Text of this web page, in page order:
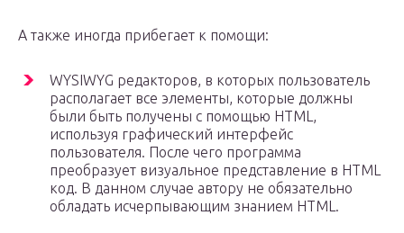
А также иногда прибегает к помощи:
WYSIWYG редакторов, в которых пользователь
располагает все элементы, которые должны
были быть получены с помощью HTML,
используя графический интерфейс
пользователя. После чего программа
преобразует визуальное представление в HTML
код. В данном случае автору не обязательно
обладать исчерпывающим знанием HTML.